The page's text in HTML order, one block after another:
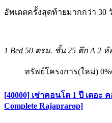
อัพเดตครั้งสุดท้ายมากกว่า 30
1 Bed 50 ตรม. ชั้น 25 ตึก A 2 ห้
ทรัพย์โครงการ(ใหม่) 0%
[40000] เช่าคอนโด 1 ปี เดอะ
Complete Rajaprarop]